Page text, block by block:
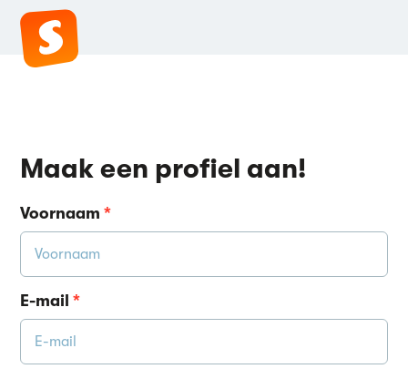
Maak een profiel aan!
Voornaam*
E-mail*